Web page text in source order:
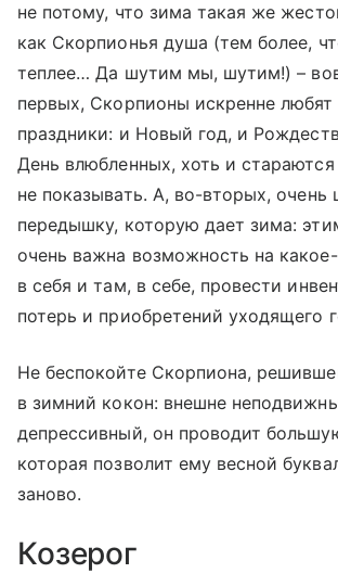
не потому, что зима такая же
как Скорпионья душа (тем более,
теплее… Да шутим мы, шутим!) –
первых, Скорпионы искренне
праздники: и Новый год, и
День влюбленных, хоть и
не показывать. А, во-вторых, очень
передышку, которую дает зима:
очень важна возможность на
в себя и там, в себе, провести
потерь и приобретений уходящего
Не беспокойте Скорпиона,
в зимний кокон: внешне
депрессивный, он проводит
которая позволит ему весной
заново.
Козерог